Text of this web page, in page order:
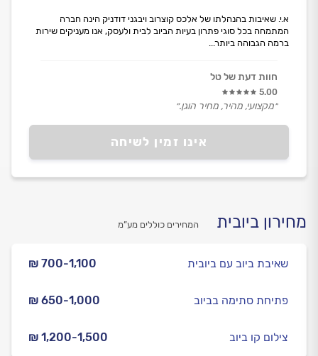
אינו זמין לשיחה
א.י. שאיבות בהנהלתו של אלכס קוצרוב ויבגני דודניק הינה חברה
המתמחה בכל סוגי פתרון בעיות הביוב לבית ולעסק, אנו מעניקים שירות
ברמה הגבוהה ביותר...
חוות דעת של טל
5.00
״מקצועי, מהיר, מחיר הוגן.״
מחירון ביובית המחירים כוללים מע”מ
₪ 700-1,100 שאיבת ביוב עם ביובית
₪ 650-1,000 פתיחת סתימה בביוב
₪ 1,200-1,500 צילום קו ביוב